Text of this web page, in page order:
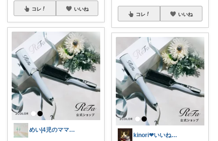
コレ いいね
めい|4児のママおすすめ
コレ いいね
kinori❤︎いいねご購入感謝です💝